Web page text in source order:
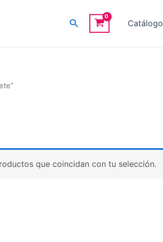
Buscar Catálogo
que coincidan con tu selección.